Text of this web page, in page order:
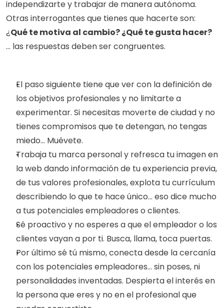
independizarte y trabajar de manera autónoma.
Otras interrogantes que tienes que hacerte son:
¿Qué te motiva al cambio? ¿Qué te gusta hacer?
… las respuestas deben ser congruentes.
El paso siguiente tiene que ver con la definición de
los objetivos profesionales y no limitarte a
experimentar. Si necesitas moverte de ciudad y no
tienes compromisos que te detengan, no tengas
miedo… Muévete.
Trabaja tu marca personal y refresca tu imagen en
la web dando información de tu experiencia previa,
de tus valores profesionales, explota tu currículum
describiendo lo que te hace único… eso dice mucho
a tus potenciales empleadores o clientes.
Sé proactivo y no esperes a que el empleador o los
clientes vayan a por ti. Busca, llama, toca puertas.
Por último sé tú mismo, conecta desde la cercanía
con los potenciales empleadores… sin poses, ni
personalidades inventadas. Despierta el interés en
la persona que eres y no en el profesional que